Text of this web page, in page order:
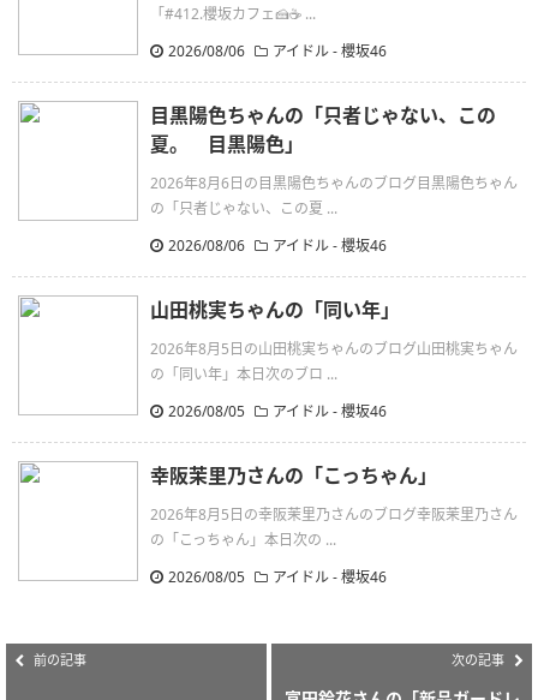
「#412.櫻坂カフェ🍰☕ ...
2026/08/06
アイドル - 櫻坂46
目黒陽色ちゃんの「只者じゃない、この
夏。 目黒陽色」
2026年8月6日の目黒陽色ちゃんのブログ目黒陽色ちゃん
の「只者じゃない、この夏 ...
2026/08/06
アイドル - 櫻坂46
山田桃実ちゃんの「同い年」
2026年8月5日の山田桃実ちゃんのブログ山田桃実ちゃん
の「同い年」本日次のブロ ...
2026/08/05
アイドル - 櫻坂46
幸阪茉里乃さんの「こっちゃん」
2026年8月5日の幸阪茉里乃さんのブログ幸阪茉里乃さん
の「こっちゃん」本日次の ...
2026/08/05
アイドル - 櫻坂46
前の記事 次の記事